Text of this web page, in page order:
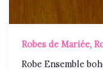
Robes de Mariée,
Robe Ensemble